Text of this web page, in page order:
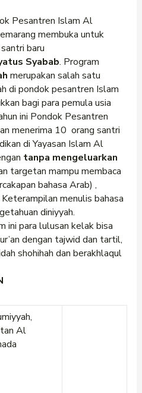
Pesantren Islam Al
membuka untuk
baru
Syabab. Program
merupakan salah satu
di pondok pesantren Islam
bagi para pemula usia
ini Pondok Pesantren
menerima 10 orang santri
di Yayasan Islam Al
tanpa mengeluarkan
targetan mampu membaca
bahasa Arab) ,
menulis bahasa
diniyyah.
ini para lulusan kelak bisa
dengan tajwid dan tartil,
shohihah dan berakhlaqul
Al